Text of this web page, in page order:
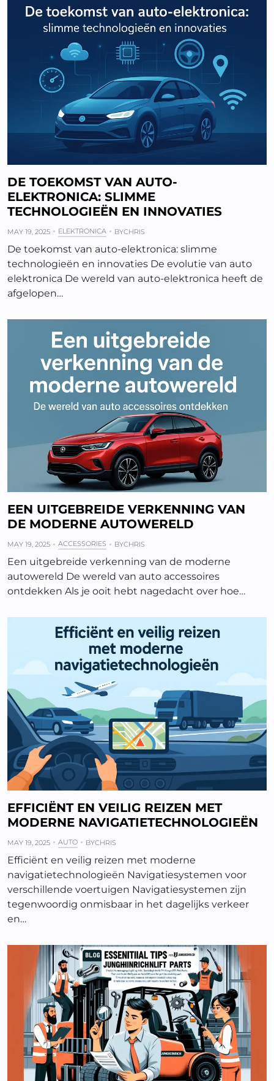
DE TOEKOMST VAN AUTO-
ELEKTRONICA: SLIMME
TECHNOLOGIEËN EN INNOVATIES
MAY 19, 2025 ELEKTRONICA BYCHRIS
De toekomst van auto-elektronica: slimme
technologieën en innovaties De evolutie van auto
elektronica De wereld van auto-elektronica heeft de
afgelopen…
EEN UITGEBREIDE VERKENNING VAN
DE MODERNE AUTOWERELD
MAY 19, 2025 ACCESSORIES BYCHRIS
Een uitgebreide verkenning van de moderne
autowereld De wereld van auto accessoires
ontdekken Als je ooit hebt nagedacht over hoe…
EFFICIËNT EN VEILIG REIZEN MET
MODERNE NAVIGATIETECHNOLOGIEËN
MAY 19, 2025 AUTO BYCHRIS
Efficiënt en veilig reizen met moderne
navigatietechnologieën Navigatiesystemen voor
verschillende voertuigen Navigatiesystemen zijn
tegenwoordig onmisbaar in het dagelijks verkeer
en…